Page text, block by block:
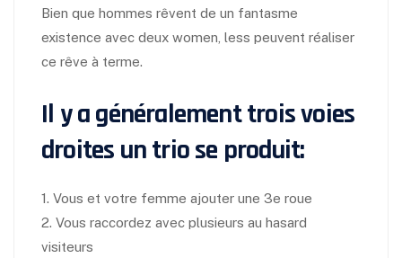
Bien que hommes rêvent de un fantasme
existence avec deux women, less peuvent réaliser
ce rêve à terme.
Il y a généralement trois voies
droites un trio se produit:
1. Vous et votre femme ajouter une 3e roue
2. Vous raccordez avec plusieurs au hasard
visiteurs